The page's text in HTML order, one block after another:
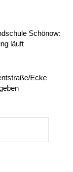
Schönow:
läuft
Ecke